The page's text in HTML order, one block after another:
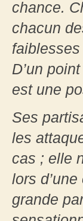
chance.
chacun
D’un
est une
Ses
les
cas ; elle
lors
grande